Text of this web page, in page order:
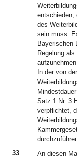
entschieden,
des
sein muss.
Bayerischen
Regelung
In der von
Satz 1 Nr. 3
verpflichtet,
33
An diesen